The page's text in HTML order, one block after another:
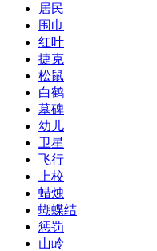
居民
围巾
红叶
捷克
松鼠
白鹤
墓碑
幼儿
卫星
飞行
上校
蜡烛
蝴蝶结
惩罚
山岭